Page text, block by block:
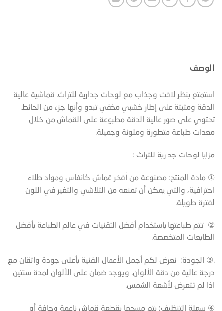
الوصف
استمتع بنظر لافت وجذاب مع لوحات جدارية للتراث. قماشية عالية
الدقة ومثبتة على إطار خشبي مخفي تبدو وأنها جزء من الحائط.
تحتوي على صور عالية الدقة مطبوعة على القماش من خلال
معدات طباعة متطورة وملونة وجميلة.
مزايا لوحات جدارية للتراث :
① مادة المنتج: مصنوعة من أفخر قماش كانفاس ومواد طلاء
احترافية، والتي يمكن أن تمنعه من التلاشي والتغير في اللون
لفترة طويلة.
② تتم طباعتها باستخدام أفضل التقنيات في عالم الطباعة بأفضل
الطابعات المتخصصة.
.③ الجودة: نعرض لكم أجمل الأعمال الفنية بأعلى جودة واتقان مع
درجة عالية من دقة الألوان. ويوجد ضمان على الألوان لمدة سنتين
اذا لم تتعرض لأشعة الشمس.
④ سهلة التنظيف: يتم مسحها بقطعة قماش ناعمة وجافة أو